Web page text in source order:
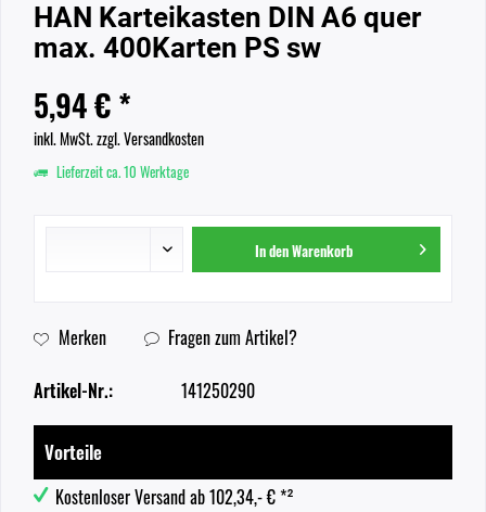
HAN Karteikasten DIN A6 quer
max. 400Karten PS sw
5,94 € *
inkl. MwSt.zzgl. Versandkosten
Lieferzeit ca. 10 Werktage
In denWarenkorb
Merken Fragen zum Artikel?
Artikel-Nr.: 141250290
Vorteile
Kostenloser Versand ab 102,34,- € *²